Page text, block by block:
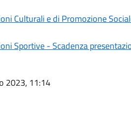
Culturali e di Promozione
Sportive - Scadenza
2023, 11:14